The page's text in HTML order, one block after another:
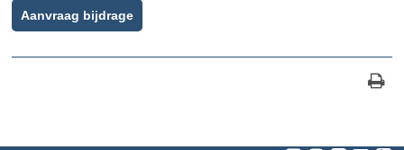
Aanvraag bijdrage